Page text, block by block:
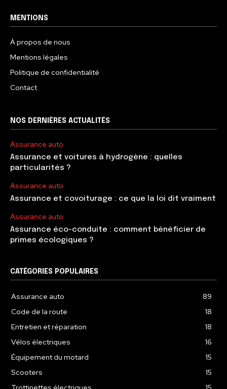
MENTIONS
À propos de nous
Mentions légales
Politique de confidentialité
Contact
NOS DERNIÈRES ACTUALITÉS
Assurance auto
Assurance et voitures à hydrogène : quelles
particularités ?
Assurance auto
Assurance et covoiturage : ce que la loi dit vraiment
Assurance auto
Assurance éco-conduite : comment bénéficier de
primes écologiques ?
CATÉGORIES POPULAIRES
Assurance auto
89
Code de la route
18
Entretien et réparation
18
Vélos électriques
16
Équipement du motard
15
Scooters
15